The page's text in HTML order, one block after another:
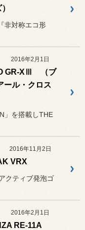
非対称エコ形
2016年2月1日
GR-XⅢ （ブ
ール・クロス
」を搭載しTHE
2016年11月2日
VRX
クティブ発泡ゴ
2016年2月1日
RE-11A